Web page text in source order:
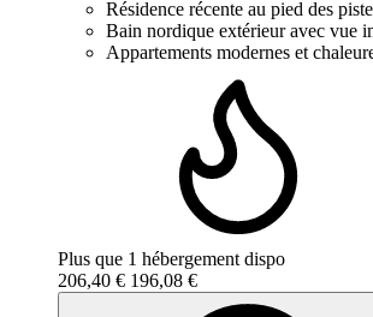
Résidence récente au pied des
Bain nordique extérieur avec vue
Appartements modernes et
Plus que 1 hébergement dispo
206,40 € 196,08 €